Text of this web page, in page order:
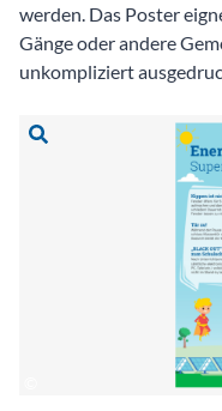
werden. Das Poster
Gänge oder andere
unkompliziert